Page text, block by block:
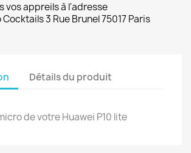
vos appreils à l'adresse
Cocktails 3 Rue Brunel 75017 Paris
Détails du produit
de votre Huawei P10 lite